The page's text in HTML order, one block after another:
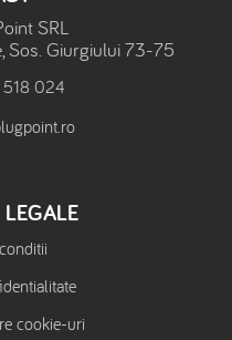
SRL
Sos. Giurgiului 73-75
024
cookie-uri